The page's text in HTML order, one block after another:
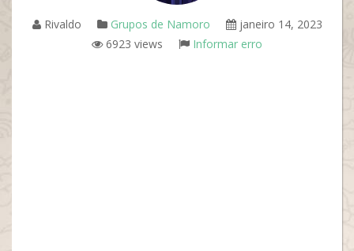
Rivaldo Grupos de Namoro
janeiro 14, 2023
6923 views
Informar erro